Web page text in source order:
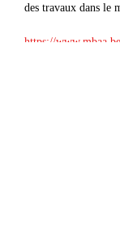
des travaux dans le
https://